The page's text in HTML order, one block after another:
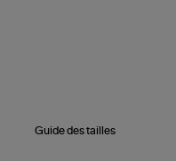
Guide des tailles